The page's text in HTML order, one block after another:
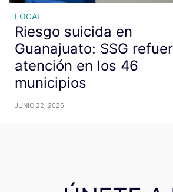
LOCAL
Riesgo suicida en
Guanajuato: SSG
atención en los 46
municipios
JUNIO 22, 2026